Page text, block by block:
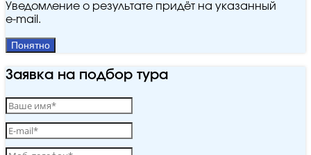
Уведомление о результате придёт на указанный
e‑mail.
Понятно
Заявка на подбор тура